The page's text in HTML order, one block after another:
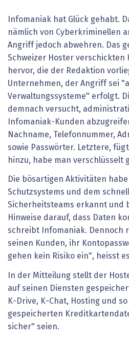
Infomaniak hat Glück gehabt.
nämlich von Cyberkriminellen
Angriff jedoch abwehren. Das
Schweizer Hoster
hervor, die der Redaktion
Unternehmen, der Angriff sei
Verwaltungssysteme" erfolgt.
demnach versucht,
Infomaniak-Kunden
Nachname, Telefonnummer,
sowie Passwörter. Letztere,
hinzu, habe man verschlüsselt
Die bösartigen Aktivitäten
Schutzsystems und dem
Sicherheitsteams erkannt und
Hinweise darauf, dass Daten
schreibt Infomaniak. Dennoch
seinen Kunden, ihr
gehen kein Risiko ein", heisst
In der Mitteilung stellt der
auf seinen Diensten
K-Drive, K-Chat, Hosting und
gespeicherten
sicher" seien.